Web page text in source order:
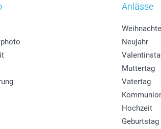
Anlässe
Neujahr
Muttertag
Vatertag
Hochzeit
Geburtstag